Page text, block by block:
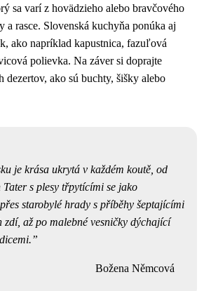
sa varí z hovädzieho alebo bravčového
a rasce. Slovenská kuchyňa ponúka aj
ako napríklad kapustnica, fazuľová
polievka. Na záver si doprajte
dezertov, ako sú buchty, šišky alebo
je krása ukrytá v každém koutě, od
Tater s plesy třpytícími se jako
starobylé hrady s příběhy šeptajícími
zdí, až po malebné vesničky dýchající
Božena Němcová